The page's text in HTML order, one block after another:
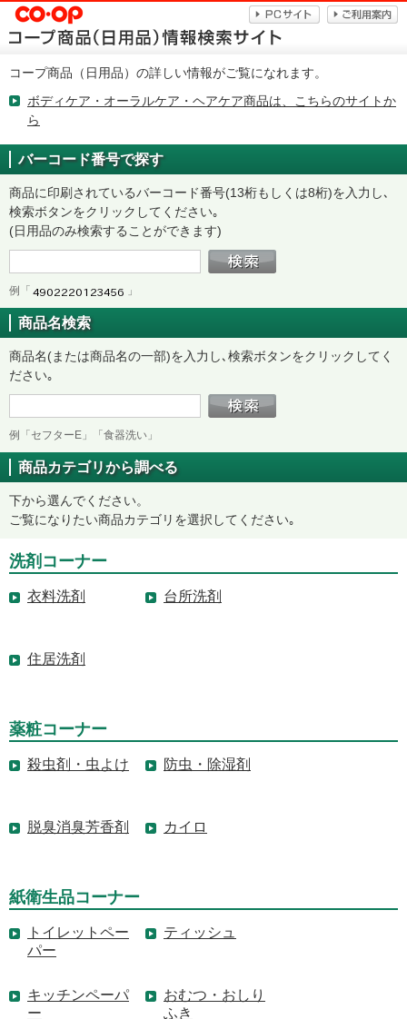
コープ商品（日用品）の詳しい情報がご覧になれます。
ボディケア・オーラルケア・ヘアケア商品は、こちらのサイトか
ら
バーコード番号で探す
商品に印刷されているバーコード番号(13桁もしくは8桁)を入力し､
検索ボタンをクリックしてください｡
(日用品のみ検索することができます)
例「 」
商品名検索
商品名(または商品名の一部)を入力し､検索ボタンをクリックしてく
ださい｡
例「セフターE」「食器洗い」
商品カテゴリから調べる
下から選んでください。
ご覧になりたい商品カテゴリを選択してください｡
洗剤コーナー
衣料洗剤 台所洗剤
住居洗剤
薬粧コーナー
殺虫剤・虫よけ 防虫・除湿剤
脱臭消臭芳香剤 カイロ
紙衛生品コーナー
トイレットペー
パー
ティッシュ
キッチンペーパ
ー
おむつ・おしり
ふき